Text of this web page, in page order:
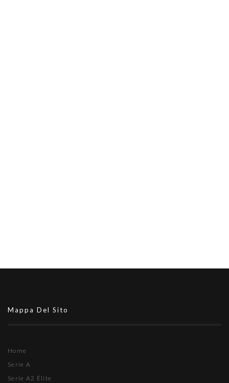
Mappa Del Sito
Home
Serie A
Serie A2 Élite